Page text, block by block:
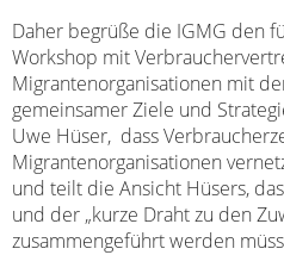
Daher begrüße die IGMG den
Workshop mit
Migrantenorganisationen mit
gemeinsamer Ziele und
Uwe Hüser, dass
Migrantenorganisationen
und teilt die Ansicht Hüsers,
und der „kurze Draht zu den
zusammengeführt werden